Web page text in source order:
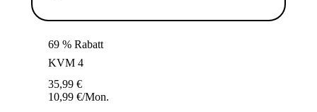
69 % Rabatt
KVM 4
35,99 €
10,99 €/Mon.